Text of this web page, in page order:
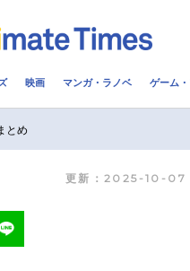
2.5次元
覧 今期ア
映画 マンガ・ラノベ ゲーム
とめ
更新：2025-10-07